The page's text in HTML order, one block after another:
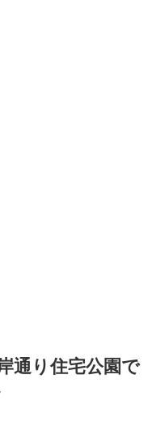
通り住宅公園で